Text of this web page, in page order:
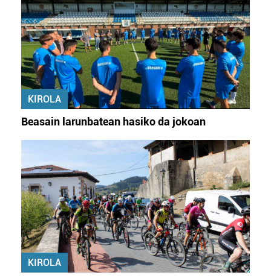
KIROLA
Beasain larunbatean hasiko da jokoan
KIROLA